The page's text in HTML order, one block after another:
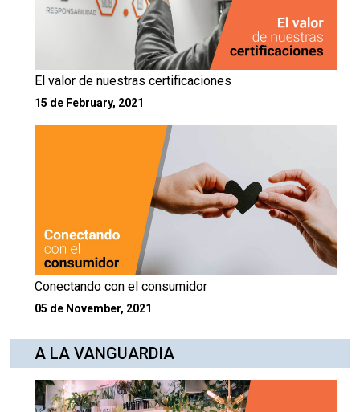
El valor de nuestras certificaciones
15 de February, 2021
Conectando con el consumidor
05 de November, 2021
A LA VANGUARDIA